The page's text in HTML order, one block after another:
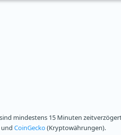
mindestens 15 Minuten
und CoinGecko(Kryptowährungen).